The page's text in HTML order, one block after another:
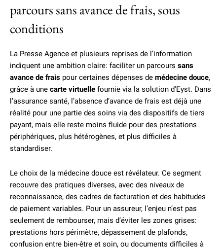
parcours sans avance de frais, sous
conditions
La Presse Agence et plusieurs reprises de l’information
indiquent une ambition claire: faciliter un parcours sans
avance de frais pour certaines dépenses de médecine douce,
grâce à une carte virtuelle fournie via la solution d’Eyst. Dans
l’assurance santé, l’absence d’avance de frais est déjà une
réalité pour une partie des soins via des dispositifs de tiers
payant, mais elle reste moins fluide pour des prestations
périphériques, plus hétérogènes, et plus difficiles à
standardiser.
Le choix de la médecine douce est révélateur. Ce segment
recouvre des pratiques diverses, avec des niveaux de
reconnaissance, des cadres de facturation et des habitudes
de paiement variables. Pour un assureur, l’enjeu n’est pas
seulement de rembourser, mais d’éviter les zones grises:
prestations hors périmètre, dépassement de plafonds,
confusion entre bien-être et soin, ou documents difficiles à